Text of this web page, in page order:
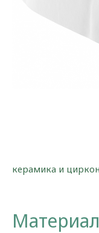
керамика и